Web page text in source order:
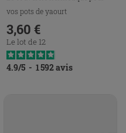
vos pots de yaourt
Prix
3,60 €
Le lot de 12
4.9/5 - 1 592avis